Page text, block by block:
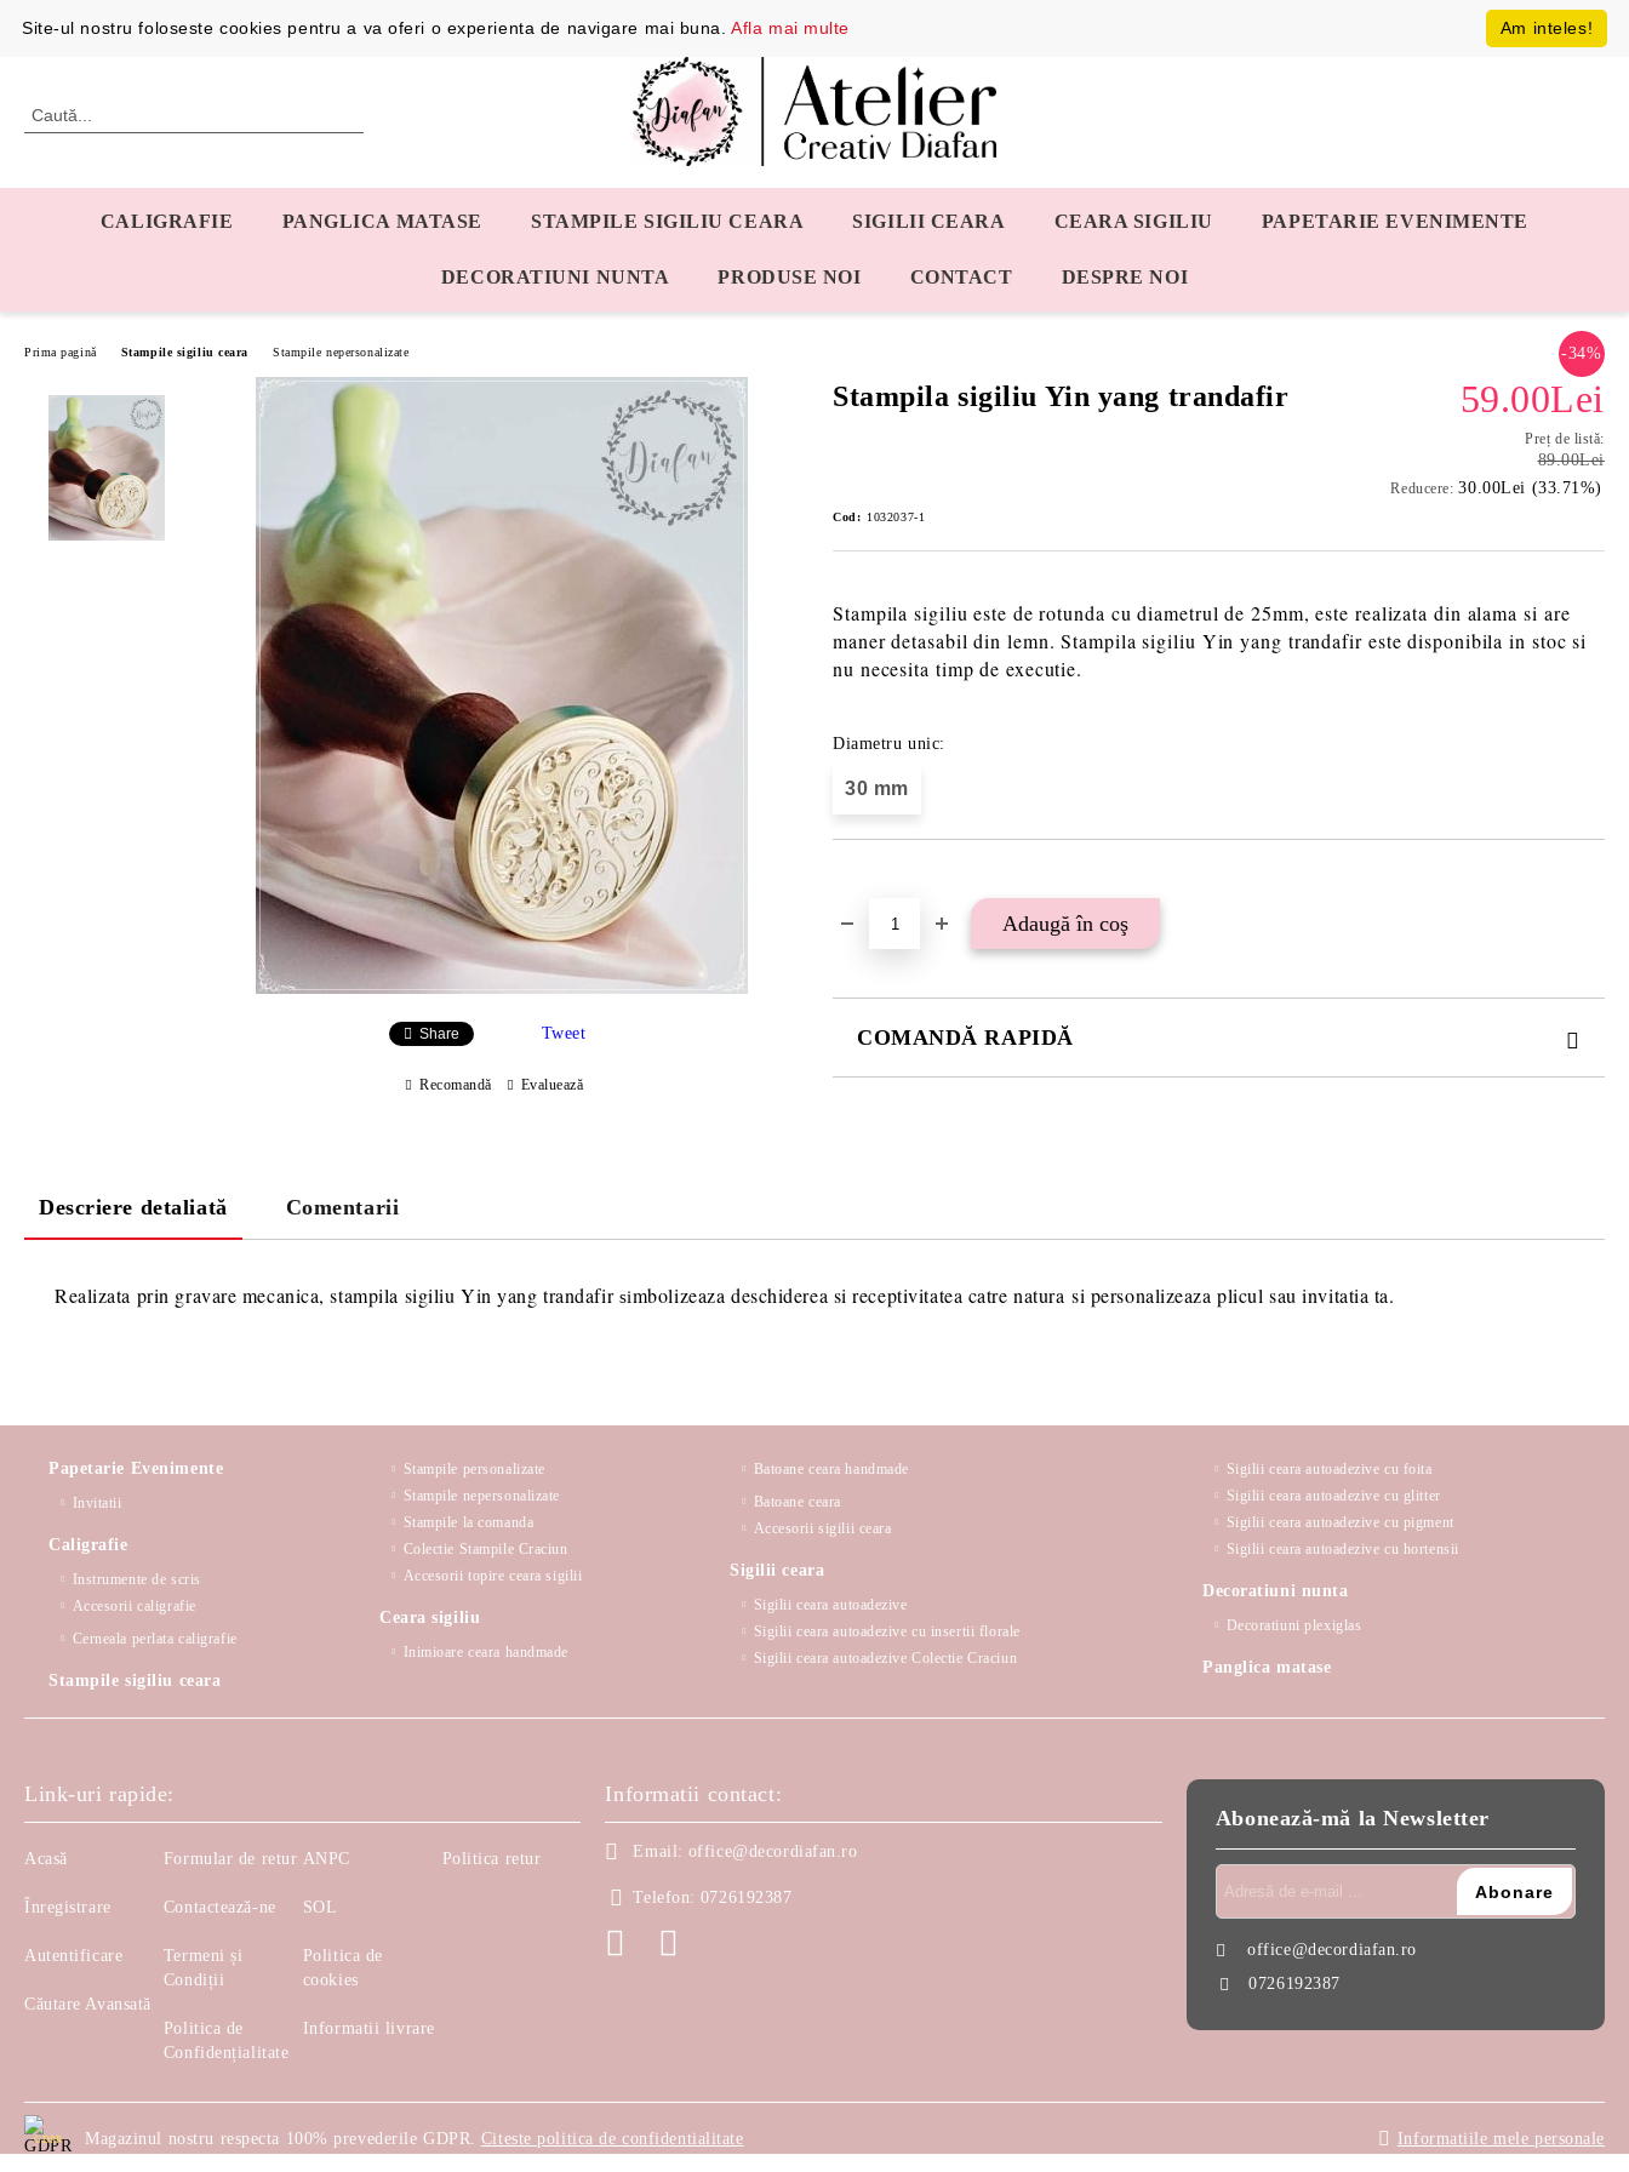
Profil 0726192387
CALIGRAFIE PANGLICA MATASE STAMPILE SIGILIU CEARA SIGILII CEARA CEARA SIGILIU PAPETARIE EVENIMENTE
DECORATIUNI NUNTA PRODUSE NOI CONTACT DESPRE NOI
Prima pagină Stampile sigiliu ceara Stampile nepersonalizate
Stampila sigiliu Yin yang trandafir
-34%
59.00Lei
Preț de listă:
89.00Lei
Reducere: 30.00Lei (33.71%)
Cod: 1032037-1
Stampila sigiliu este de rotunda cu diametrul de 25mm, este realizata din alama si are
maner detasabil din lemn. Stampila sigiliu Yin yang trandafireste disponibila in stoc si
nu necesita timp de executie.
Diametru unic:
30 mm
COMANDĂ RAPIDĂ
Va multumim! Veti fi contactat pentru stabilirea eventualelor detalii
Share Tweet
Recomandă Evaluează
Descriere detaliată Comentarii
Realizata prin gravare mecanica, stampila sigiliu Yin yang trandafir simbolizeaza deschiderea si receptivitatea catre natura si personalizeaza plicul sau invitatia ta.
Papetarie Evenimente
Invitatii
Caligrafie
Instrumente de scris
Accesorii caligrafie
Cerneala perlata caligrafie
Stampile sigiliu ceara
Stampile personalizate
Stampile nepersonalizate
Stampile la comanda
Colectie Stampile Craciun
Accesorii topire ceara sigilii
Ceara sigiliu
Inimioare ceara handmade
Batoane ceara handmade
Batoane ceara
Accesorii sigilii ceara
Sigilii ceara
Sigilii ceara autoadezive
Sigilii ceara autoadezive cu insertii florale
Sigilii ceara autoadezive Colectie Craciun
Sigilii ceara autoadezive cu foita
Sigilii ceara autoadezive cu glitter
Sigilii ceara autoadezive cu pigment
Sigilii ceara autoadezive cu hortensii
Decoratiuni nunta
Decoratiuni plexiglas
Panglica matase
Link-uri rapide:
Acasă
Înregistrare
Autentificare
Căutare Avansată
Formular de retur
Contactează-ne
Termeni și
Condiții
Politica de
Confidențialitate
ANPC
SOL
Politica de
cookies
Informatii livrare
Politica retur
Informatii contact:
Email: office@decordiafan.ro
Telefon: 0726192387
Abonează-mă la Newsletter
office@decordiafan.ro
0726192387
GDPR Magazinul nostru respecta 100% prevederile GDPR. Citeste politica de confidentialitate Informatiile mele personale
Am inteles!
Site-ul nostru foloseste cookies pentru a va oferi o experienta de navigare mai buna.Afla mai multe